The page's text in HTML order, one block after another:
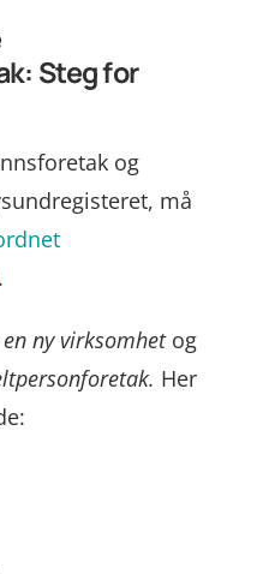
Steg for
og
må
.
ny virksomhet og
Her